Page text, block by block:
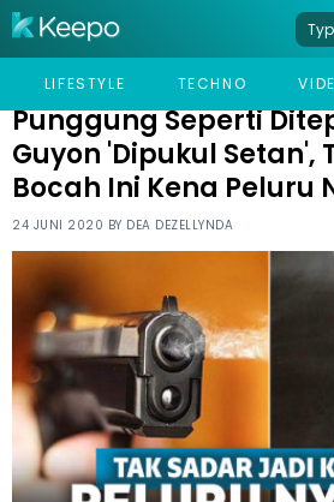
LIFESTYLE TECHNO
HOME VIRAL
PUNGGUNG SEPERTI DITEPUK
Punggung Seperti
Guyon 'Dipukul Setan',
Bocah Ini Kena Peluru
24 JUNI 2020 BY DEA DEZELLYNDA